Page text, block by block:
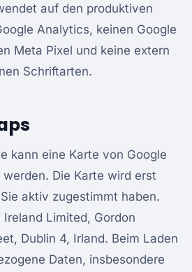
auf den produktiven
Analytics, keinen Google
Meta Pixel und keine extern
Schriftarten.
kann eine Karte von Google
Die Karte wird erst
aktiv zugestimmt haben.
Limited, Gordon
Dublin 4, Irland. Beim Laden
Daten, insbesondere